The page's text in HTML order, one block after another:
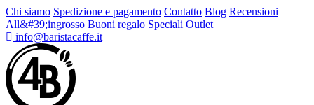
Chi siamo Spedizione e pagamento Contatto Blog Recensioni
All&#39;ingrosso Buoni regalo Speciali Outlet
info@baristacaffe.it